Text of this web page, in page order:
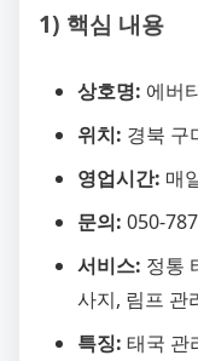
1) 핵심 내용
상호명: 에버
위치: 경북 구
영업시간: 매
문의: 050-
서비스: 정통
사지, 림프 관
특징: 태국 관